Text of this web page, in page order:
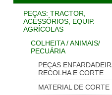
PEÇAS: TRACTOR,
ACESSÓRIOS, EQUIP.
AGRÍCOLAS
COLHEITA / ANIMAIS/
PECUÁRIA
PEÇAS
RECOLHA E CORTE
MATERIAL DE CORTE